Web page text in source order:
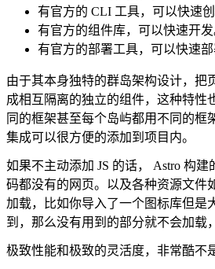
有官方的 CLI 工具，可以快速创
有官方的组件库，可以快速开发
有官方的部署工具，可以快速部
由于其本身独特的群岛架构设计，把
成相互隔离的独立的组件，这种特性
同的框架甚至每个岛屿都用不同的框
集成可以很方便的添加到项目内。
如果不主动添加 JS 的话， Astro 构建
码都没有的网页。以及各种资源文件
加载，比如你导入了一个图标库但是
到，那么没有用到的部分就不会加载
极致性能和极致的灵活度，非常酷不